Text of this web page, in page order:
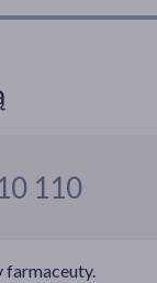
110
farmaceuty.